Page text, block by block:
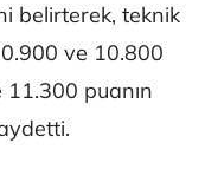
belirterek, teknik
ve 10.800
puanın